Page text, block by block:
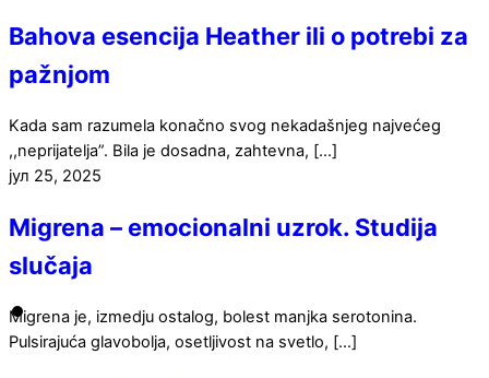
Bahova esencija Heather ili o potrebi za
pažnjom
Kada sam razumela konačno svog nekadašnjeg najvećeg
,,neprijatelja”. Bila je dosadna, zahtevna, […]
јул 25, 2025
Migrena – emocionalni uzrok. Studija
slučaja
Migrena je, izmedju ostalog, bolest manjka serotonina.
Pulsirajuća glavobolja, osetljivost na svetlo, […]